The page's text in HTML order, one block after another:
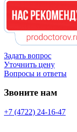
Задать вопрос
Уточнить цену
Вопросы и ответы
Звоните нам
+7 (4722) 24-16-47